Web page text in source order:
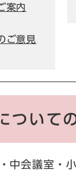
案内
ご意見
ついて
中会議室・